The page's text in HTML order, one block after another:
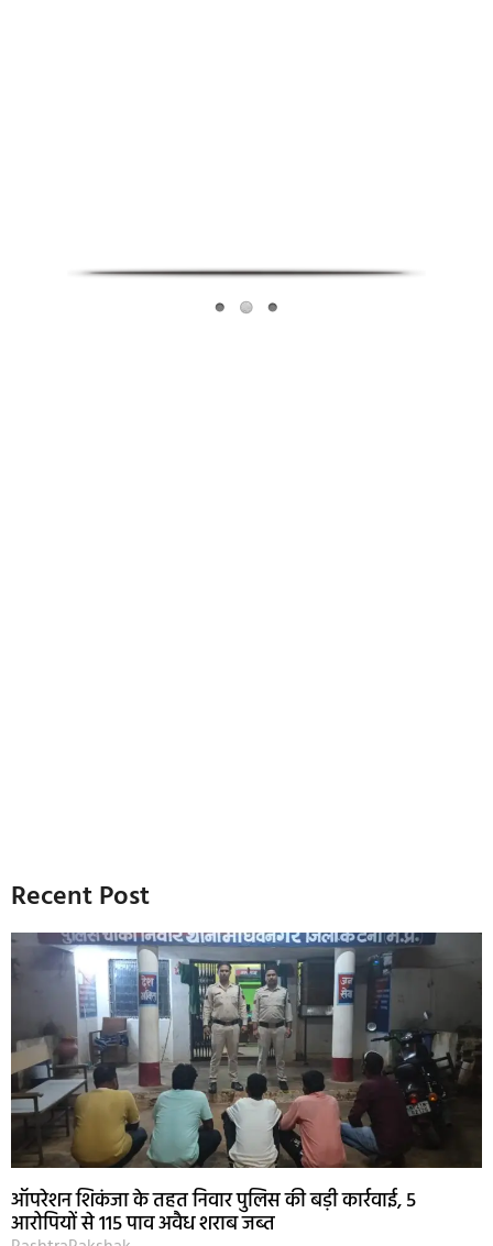
Recent Post
ऑपरेशन शिकंजा के तहत निवार पुलिस की बड़ी कार्रवाई, 5
आरोपियों से 115 पाव अवैध शराब जब्त